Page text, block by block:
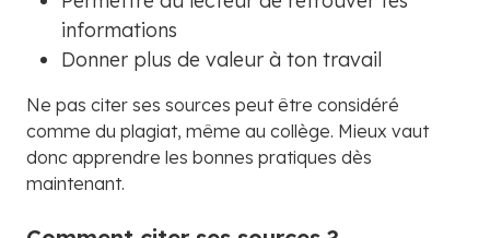
informations
Donner plus de valeur à ton travail
Ne pas citer ses sources peut être considéré
comme du plagiat, même au collège. Mieux vaut
donc apprendre les bonnes pratiques dès
maintenant.